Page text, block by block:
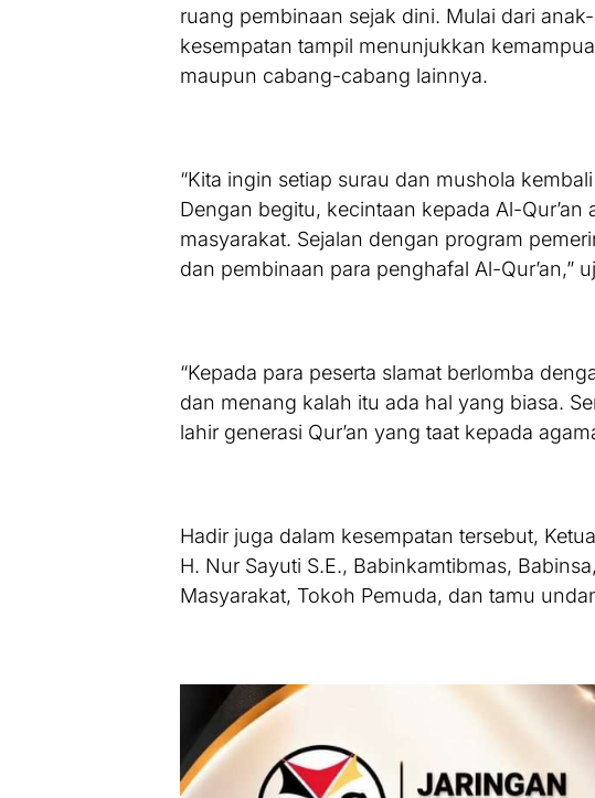
ruang pembinaan sejak dini. Mulai dari
kesempatan tampil menunjukkan
maupun cabang-cabang lainnya.
“Kita ingin setiap surau dan mushola
Dengan begitu, kecintaan kepada Al-
masyarakat. Sejalan dengan program
dan pembinaan para penghafal Al-Qur’an,”
“Kepada para peserta slamat berlomba
dan menang kalah itu ada hal yang biasa.
lahir generasi Qur’an yang taat kepada
Hadir juga dalam kesempatan tersebut,
H. Nur Sayuti S.E., Babinkamtibmas,
Masyarakat, Tokoh Pemuda, dan tamu